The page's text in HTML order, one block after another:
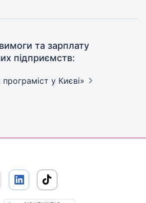
та зарплату
підприємств:
програміст у Києві»